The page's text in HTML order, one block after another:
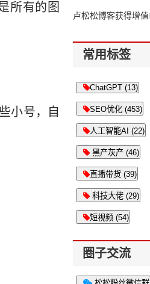
所有的图
小号，自
卢松松博客获得增
常用标签
ChatGPT (13)
SEO优化 (453)
人工智能AI (22)
黑产灰产 (46)
直播带货 (39)
科技大佬 (29)
短视频 (54)
圈子交流